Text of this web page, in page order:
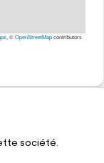
, ©OpenStreetMapcontributors
société.